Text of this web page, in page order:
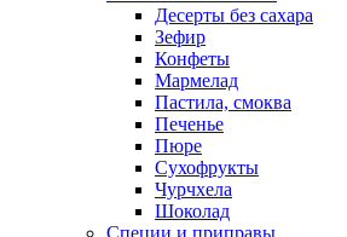
Десерты без сахара
Зефир
Конфеты
Мармелад
Пастила, смоква
Печенье
Пюре
Сухофрукты
Чурчхела
Шоколад
Специи и приправы